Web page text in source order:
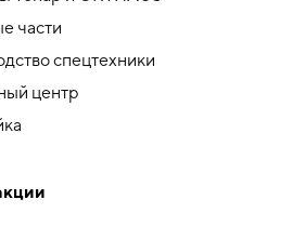
части
спецтехники
центр